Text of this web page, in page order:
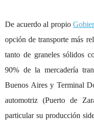
De acuerdo al propio
opción de transporte más
tanto de graneles sólidos
90% de la mercadería
Buenos Aires y Terminal
automotriz (Puerto de
particular su producción